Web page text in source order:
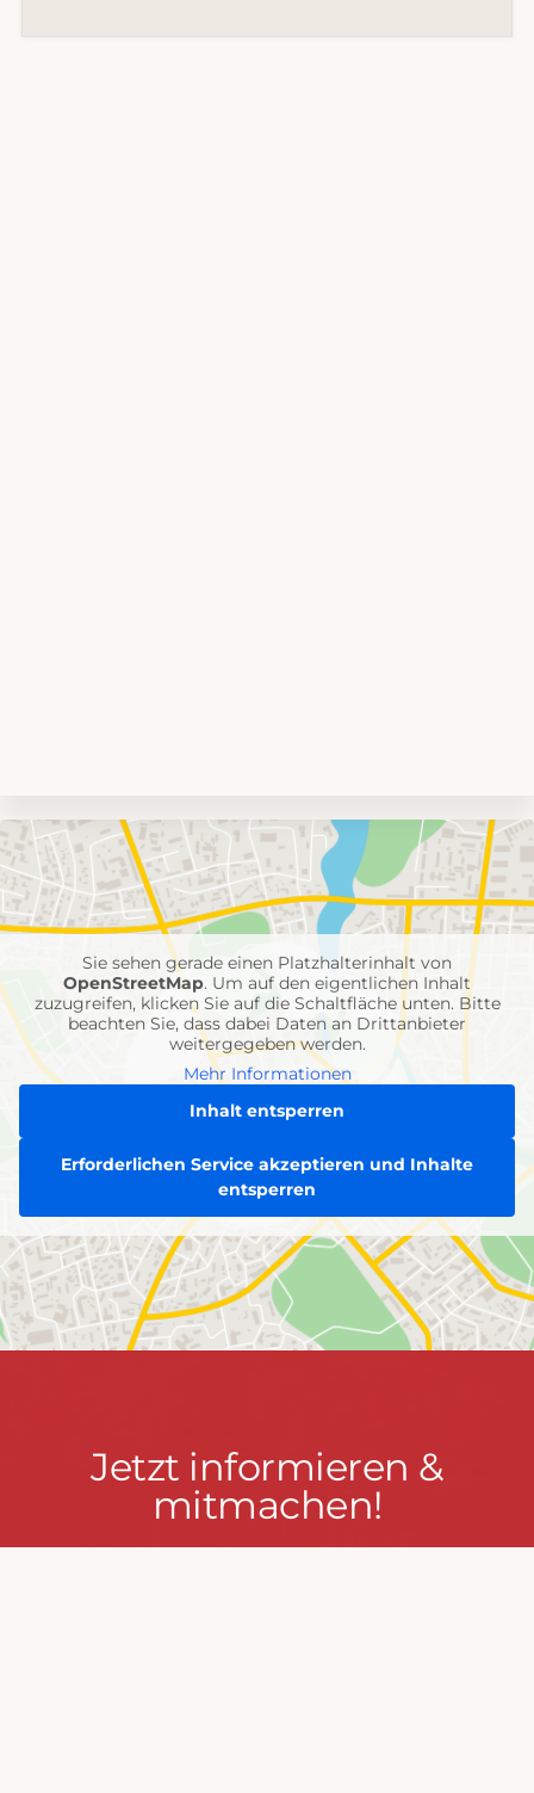
Umgebungskarte
mit
Feuerwehr-
Einheiten
Sie sehen gerade einen Platzhalterinhalt von
OpenStreetMap. Um auf den eigentlichen Inhalt
zuzugreifen, klicken Sie auf die Schaltfläche unten. Bitte
beachten Sie, dass dabei Daten an Drittanbieter
weitergegeben werden.
Mehr Informationen
Inhalt entsperren
Erforderlichen Service akzeptieren und Inhalte
entsperren
Jetzt
informieren
&
Jetzt informieren &
mitmachen!